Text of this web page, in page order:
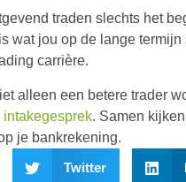
traden slechts het
wat jou op de lange
carrière.
alleen een betere trader
. Samen
je bankrekening.
Twitter